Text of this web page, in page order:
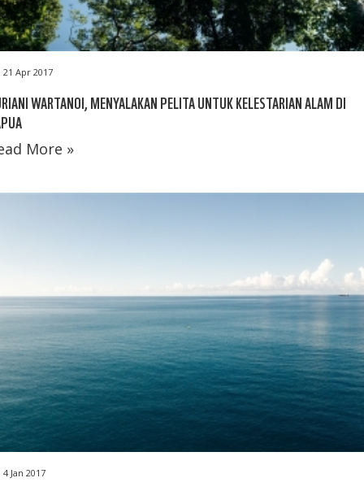
21 Apr 2017
WARTANOI, MENYALAKAN PELITA UNTUK KELESTARIAN ALAM DI
More »
4 Jan 2017